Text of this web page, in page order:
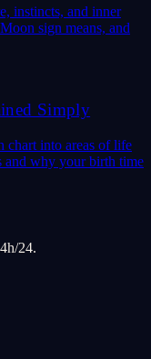
instincts, and inner
sign means, and
Simply
chart into areas of life
and why your birth time
24.